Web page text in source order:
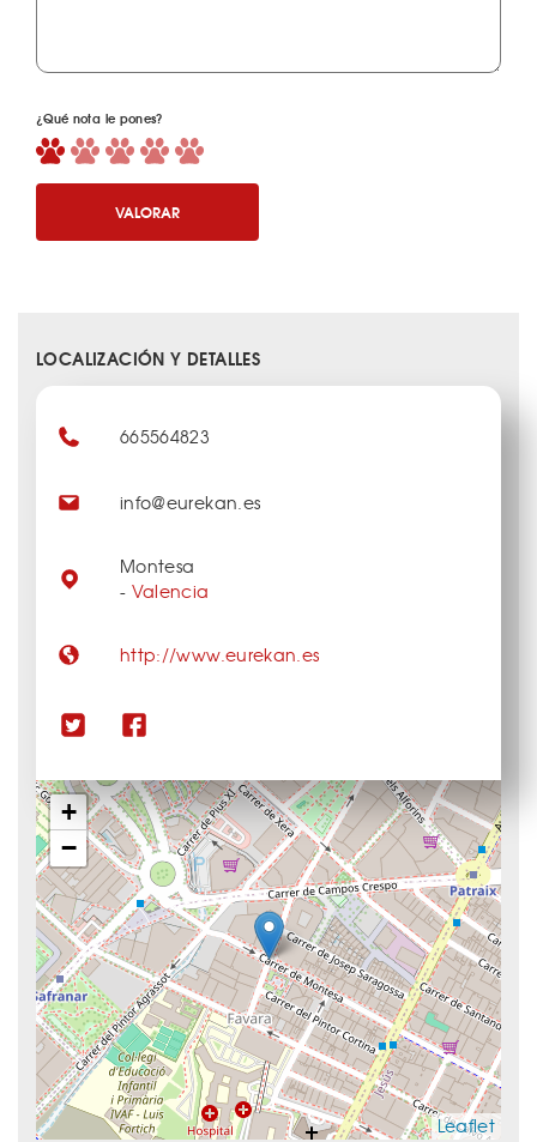
¿Qué nota le pones?
VALORAR
LOCALIZACIÓN Y DETALLES
+
−
Leaflet
665564823
info@eurekan.es
Montesa
- Valencia
http://www.eurekan.es